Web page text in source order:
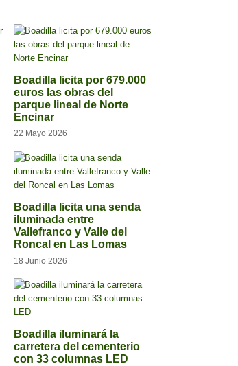
Boadilla licita por 679.000
euros las obras del
parque lineal de Norte
Encinar
22 Mayo 2026
Boadilla licita una senda
iluminada entre
Vallefranco y Valle del
Roncal en Las Lomas
18 Junio 2026
Boadilla iluminará la
carretera del cementerio
con 33 columnas LED